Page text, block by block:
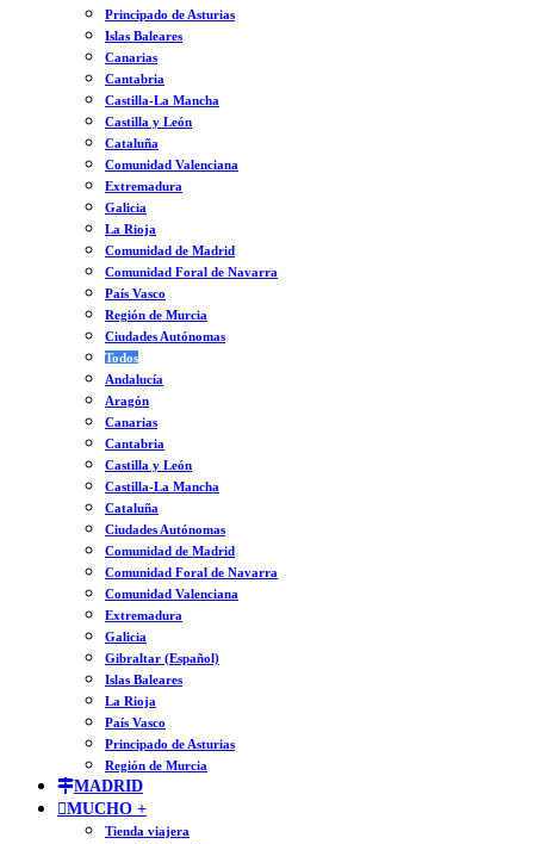
Principado de Asturias
Islas Baleares
Canarias
Cantabria
Castilla-La Mancha
Castilla y León
Cataluña
Comunidad Valenciana
Extremadura
Galicia
La Rioja
Comunidad de Madrid
Comunidad Foral de Navarra
País Vasco
Región de Murcia
Ciudades Autónomas
Todos
Andalucía
Aragón
Canarias
Cantabria
Castilla y León
Castilla-La Mancha
Cataluña
Ciudades Autónomas
Comunidad de Madrid
Comunidad Foral de Navarra
Comunidad Valenciana
Extremadura
Galicia
Gibraltar (Español)
Islas Baleares
La Rioja
País Vasco
Principado de Asturias
Región de Murcia
MADRID
MUCHO +
Tienda viajera